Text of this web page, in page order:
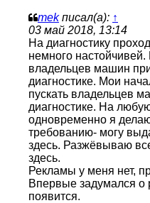
mekписал(а): ↑
03 май 2018, 13:14
На диагностику
немного
владельцев машин
диагностике. Мои
пускать владельцев
диагностике. На
одновременно я
требованию- могу
здесь. Разжёвываю
здесь.
Рекламы у меня нет,
Впервые задумался о
появится.